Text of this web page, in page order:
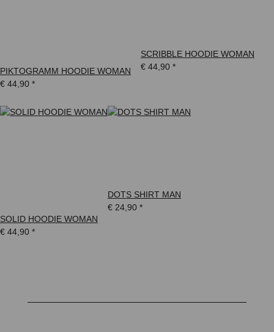
PIKTOGRAMM HOODIE WOMAN
€ 44,90 *
SCRIBBLE HOODIE WOMAN
€ 44,90 *
SOLID HOODIE WOMAN
€ 44,90 *
DOTS SHIRT MAN
€ 24,90 *